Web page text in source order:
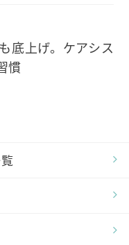
底上げ。ケアシス
慣